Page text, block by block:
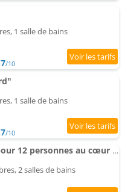
1 salle de bains
/10
1 salle de bains
/10
La Valentine, gîte pour 12 personnes au cœur de la nature
2 salles de bains